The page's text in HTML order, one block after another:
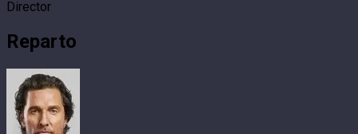
Director
Reparto